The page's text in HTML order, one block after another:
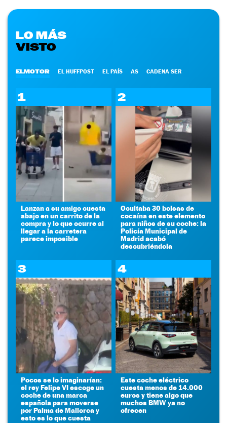
LO MÁS
VISTO
ELMOTOR EL HUFFPOST EL PAÍS AS CADENA SER
1
Lanzan a su amigo cuesta
abajo en un carrito de la
compra y lo que ocurre al
llegar a la carretera
parece imposible
2
Ocultaba 30 bolsas de
cocaína en este elemento
para niños de su coche: la
Policía Municipal de
Madrid acabó
descubriéndola
3
Pocos se lo imaginarían:
el rey Felipe VI escoge un
coche de una marca
española para moverse
por Palma de Mallorca y
esto es lo que cuesta
4
Este coche eléctrico
cuesta menos de 14.000
euros y tiene algo que
muchos BMW ya no
ofrecen